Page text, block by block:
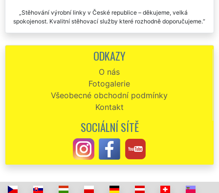
Stěhování výrobní linky v České republice – děkujeme, velká
spokojenost. Kvalitní stěhovací služby které rozhodně doporučujeme.
ODKAZY
O nás
Fotogalerie
Všeobecné obchodní podmínky
Kontakt
SOCIÁLNÍ SÍTĚ